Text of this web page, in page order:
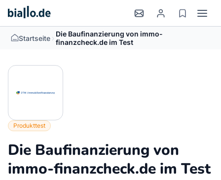
Startseite > Die Baufinanzierung von immo-
finanzcheck.de im Test
Produkttest
Die Baufinanzierung von
immo-finanzcheck.de im Test